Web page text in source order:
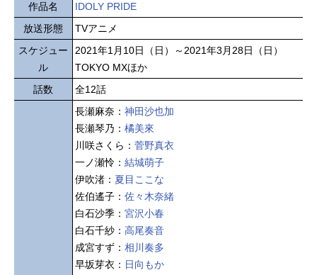
作品名
IDOLY PRIDE
放送形態
TVアニメ
スケジュー
ル
2021年1月10日（日）～2021年3月28日（日）
TOKYO MXほか
話数
全12話
長瀬麻奈： 神田沙也加
長瀬琴乃： 橘美來
川咲さくら： 菅野真衣
一ノ瀬怜： 結城萌子
伊吹渚： 夏目ここな
佐伯遙子： 佐々木奈緒
白石沙季： 宮沢小春
白石千紗： 高尾奏音
成宮すず： 相川奏多
早坂芽衣： 日向もか